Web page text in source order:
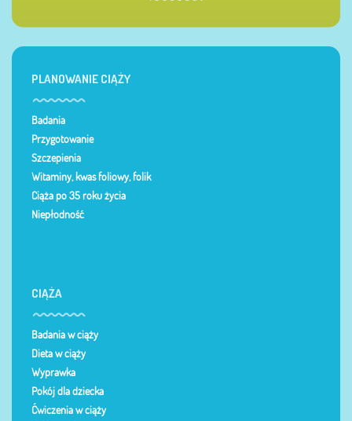
PLANOWANIE CIĄŻY
Badania
Przygotowanie
Szczepienia
Witaminy, kwas foliowy, folik
Ciąża po 35 roku życia
Niepłodność
CIĄŻA
Badania w ciąży
Dieta w ciąży
Wyprawka
Pokój dla dziecka
Ćwiczenia w ciąży